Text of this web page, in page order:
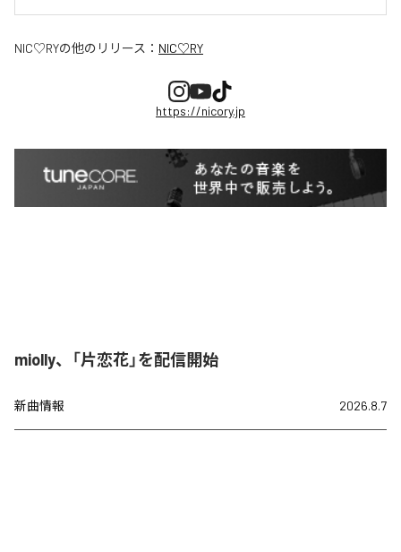
NIC♡RYの他のリリース： NIC♡RY
https://nicory.jp
miolly、「片恋花」を配信開始
新曲情報 2026.8.7